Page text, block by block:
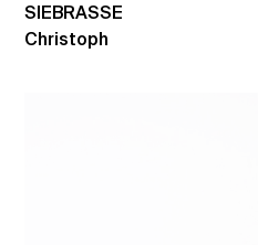
SIEBRASSE
Christoph